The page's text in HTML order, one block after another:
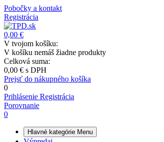
Pobočky a kontakt
Registrácia
0,00 €
V tvojom košíku:
V košíku nemáš žiadne produkty
Celková suma:
0,00 € s DPH
Prejsť do nákupného košíka
0
Prihlásenie Registrácia
Porovnanie
0
Hlavné kategórie Menu